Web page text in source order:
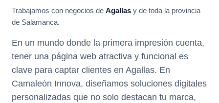
Trabajamos con negocios de Agallas y de toda la provincia
de Salamanca.
En un mundo donde la primera impresión cuenta,
tener una página web atractiva y funcional es
clave para captar clientes en Agallas. En
Camaleón Innova, diseñamos soluciones digitales
personalizadas que no solo destacan tu marca,